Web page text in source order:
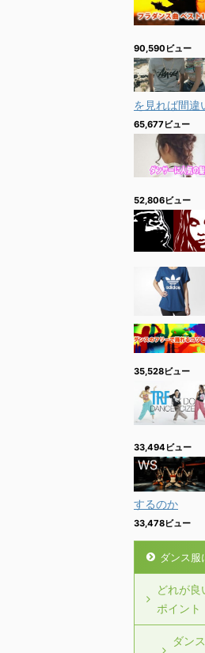
90,590ビュー
を見れば間違
65,677ビュー
52,806ビュー
35,528ビュー
33,494ビュー
するのか
33,478ビュー
ダンス服
どれが
ポイント
ダン